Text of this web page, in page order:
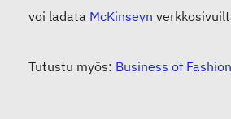
voi ladata McKinseyn
Tutustu myös: Business of